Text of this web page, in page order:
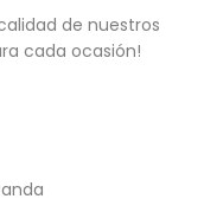
de nuestros
cada ocasión!